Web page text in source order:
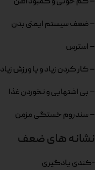
– ضعف سیستم ایمنی بدن
– استرس
– کار کردن زیاد و یا ورزش زیاد
– بی اشتهایی و نخوردن غذا
– سندروم خستگی مزمن
نشانه های ضعف
-کندی یادگیری